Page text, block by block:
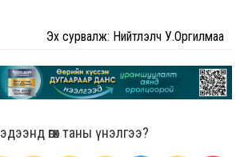
Эх сурвалж: Нийтлэлч У.Оргилмаа
өгөх таны үнэлгээ?